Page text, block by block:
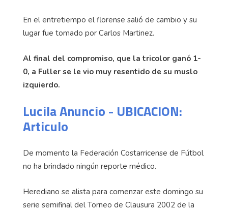
En el entretiempo el florense salió de cambio y su
lugar fue tomado por Carlos Martinez.
Al final del compromiso, que la tricolor ganó 1-
0, a Fuller se le vio muy resentido de su muslo
izquierdo.
Lucila Anuncio - UBICACION:
Articulo
De momento la Federación Costarricense de Fútbol
no ha brindado ningún reporte médico.
Herediano se alista para comenzar este domingo su
serie semifinal del Torneo de Clausura 2002 de la